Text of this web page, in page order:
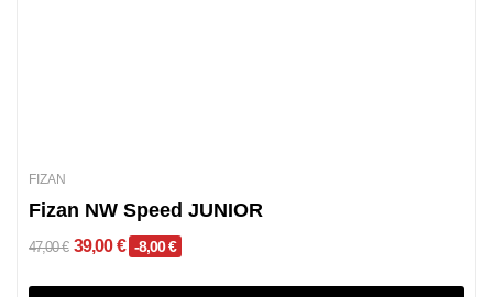
FIZAN
Fizan NW Speed JUNIOR
47,00 € 39,00 € -8,00 €